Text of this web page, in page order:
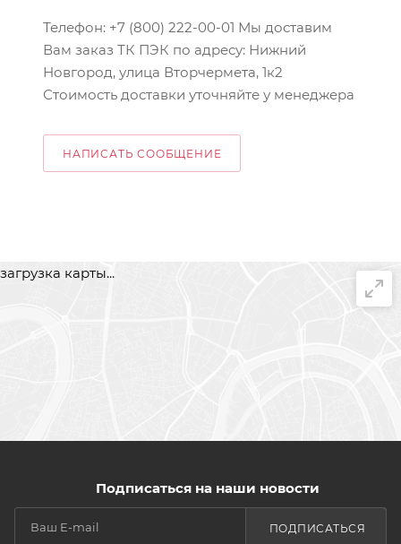
Телефон: +7 (800) 222-00-01 Мы доставим
Вам заказ ТК ПЭК по адресу: Нижний
Новгород, улица Вторчермета, 1к2
Стоимость доставки уточняйте у менеджера
НАПИСАТЬ СООБЩЕНИЕ
загрузка карты...
Подписаться на наши новости
ПОДПИСАТЬСЯ